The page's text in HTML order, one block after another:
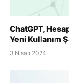
ChatGPT,
Yeni Kullanım
3 Nisan 2024